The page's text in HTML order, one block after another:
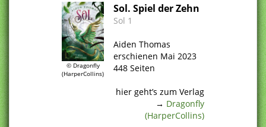
© Dragonfly
(HarperCollins)
Sol. Spiel der Zehn
Sol 1
Aiden Thomas
erschienen Mai 2023
448 Seiten
hier geht’s zum Verlag
→ Dragonfly
(HarperCollins)